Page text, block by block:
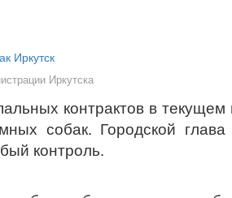
Иркутска
контрактов в текущем
собак. Городской
контроль.